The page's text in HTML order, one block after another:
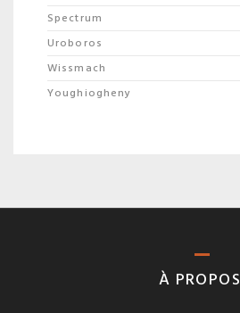
Spectrum
Uroboros
Wissmach
Youghiogheny
À PROPOS